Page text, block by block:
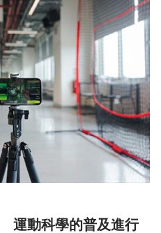
運動科學的普及進行